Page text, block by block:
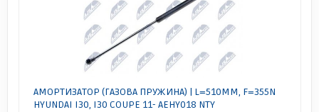
АМОРТИЗАТОР (ГАЗОВА ПРУЖИНА) | L=510MM, F=355N
HYUNDAI I30, I30 COUPE 11- AEHY018 NTY